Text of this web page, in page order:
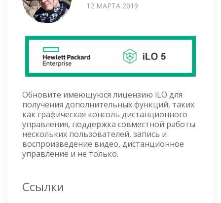
12 МАРТА 2019
Обновите имеющуюся лицензию iLO для
получения дополнительных функций, таких
как графическая консоль дистанционного
управления, поддержка совместной работы
нескольких пользователей, запись и
воспроизведение видео, дистанционное
управление и не только.
Ссылки